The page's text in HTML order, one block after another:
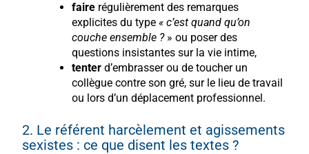
faire régulièrement des remarques
explicites du type« c’est quand qu’on
couche ensemble ? » ou poser des
questions insistantes sur la vie intime,
tenterd’embrasser ou de toucher un
collègue contre son gré, sur le lieu de travail
ou lors d’un déplacement professionnel.
2. Le référent harcèlement et agissements
sexistes : ce que disent les textes ?